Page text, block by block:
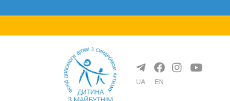
content
UA EN